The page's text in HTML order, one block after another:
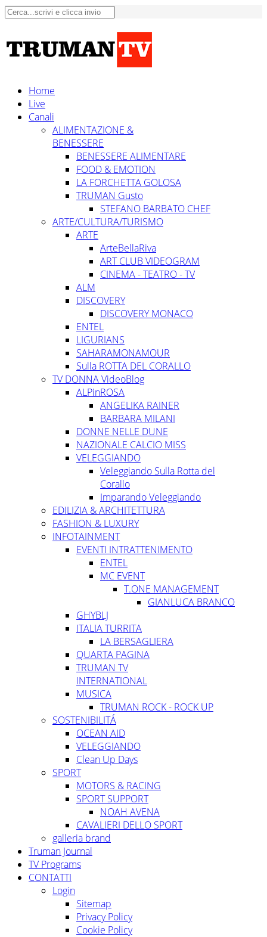
Home
Live
Canali
ALIMENTAZIONE &
BENESSERE
BENESSERE ALIMENTARE
FOOD & EMOTION
LA FORCHETTA GOLOSA
TRUMAN Gusto
STEFANO BARBATO CHEF
ARTE/CULTURA/TURISMO
ARTE
ArteBellaRiva
ART CLUB VIDEOGRAM
CINEMA - TEATRO - TV
ALM
DISCOVERY
DISCOVERY MONACO
ENTEL
LIGURIANS
SAHARAMONAMOUR
Sulla ROTTA DEL CORALLO
TV DONNA VideoBlog
ALPinROSA
ANGELIKA RAINER
BARBARA MILANI
DONNE NELLE DUNE
NAZIONALE CALCIO MISS
VELEGGIANDO
Veleggiando Sulla Rotta del
Corallo
Imparando Veleggiando
EDILIZIA & ARCHITETTURA
FASHION & LUXURY
INFOTAINMENT
EVENTI INTRATTENIMENTO
ENTEL
MC EVENT
T.ONE MANAGEMENT
GIANLUCA BRANCO
GHYBLJ
ITALIA TURRITA
LA BERSAGLIERA
QUARTA PAGINA
TRUMAN TV
INTERNATIONAL
MUSICA
TRUMAN ROCK - ROCK UP
SOSTENIBILITÁ
OCEAN AID
VELEGGIANDO
Clean Up Days
SPORT
MOTORS & RACING
SPORT SUPPORT
NOAH AVENA
CAVALIERI DELLO SPORT
galleria brand
Truman Journal
TV Programs
CONTATTI
Login
Sitemap
Privacy Policy
Cookie Policy